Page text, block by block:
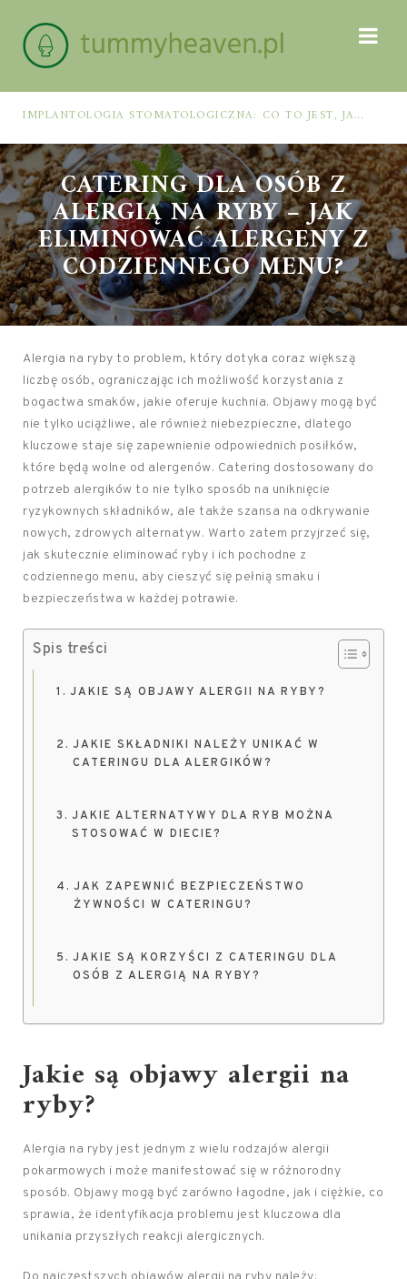
IMPLANTOLOGIA STOMATOLOGICZNA: CO TO JEST, JAK WYGLĄDA PROCES IMPLANTACJI I GOJENIA ORAZ DLA KOGO MA ZASTOSOWANIE
CATERING DLA OSÓB Z
ALERGIĄ NA RYBY – JAK
ELIMINOWAĆ ALERGENY Z
CODZIENNEGO MENU?
Alergia na ryby to problem, który dotyka coraz większą
liczbę osób, ograniczając ich możliwość korzystania z
bogactwa smaków, jakie oferuje kuchnia. Objawy mogą być
nie tylko uciążliwe, ale również niebezpieczne, dlatego
kluczowe staje się zapewnienie odpowiednich posiłków,
które będą wolne od alergenów. Catering dostosowany do
potrzeb alergików to nie tylko sposób na uniknięcie
ryzykownych składników, ale także szansa na odkrywanie
nowych, zdrowych alternatyw. Warto zatem przyjrzeć się,
jak skutecznie eliminować ryby i ich pochodne z
codziennego menu, aby cieszyć się pełnią smaku i
bezpieczeństwa w każdej potrawie.
Spis treści
JAKIE SĄ OBJAWY ALERGII NA RYBY?
JAKIE SKŁADNIKI NALEŻY UNIKAĆ W
CATERINGU DLA ALERGIKÓW?
JAKIE ALTERNATYWY DLA RYB MOŻNA
STOSOWAĆ W DIECIE?
JAK ZAPEWNIĆ BEZPIECZEŃSTWO
ŻYWNOŚCI W CATERINGU?
JAKIE SĄ KORZYŚCI Z CATERINGU DLA
OSÓB Z ALERGIĄ NA RYBY?
Jakie są objawy alergii na
ryby?
Alergia na ryby jest jednym z wielu rodzajów alergii
pokarmowych i może manifestować się w różnorodny
sposób. Objawy mogą być zarówno łagodne, jak i ciężkie, co
sprawia, że identyfikacja problemu jest kluczowa dla
unikania przyszłych reakcji alergicznych.